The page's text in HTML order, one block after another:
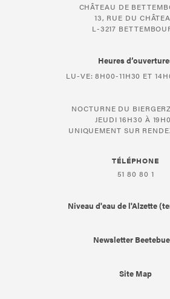
CHÂTEAU DE
13, RUE DU
L-3217
Heures
LU-VE: 8H00-11H30 ET
NOCTURNE DU
JEUDI 16H30 À
UNIQUEMENT SUR
TÉLÉPHONE
51 80 80 1
Niveau d'eau de l'Alzette
Newsletter
Site Map